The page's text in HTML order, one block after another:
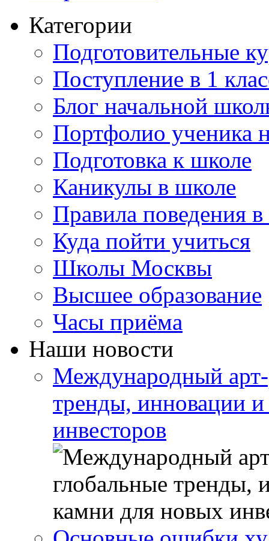
Категории
Подготовительные
Поступление в 1
Блог начальной
Портфолио ученика
Подготовка к школе
Каникулы в школе
Правила поведения
Куда пойти учиться
Школы Москвы
Высшее образование
Часы приёма
Наши новости
Международный
тренды, инновации
инвесторов